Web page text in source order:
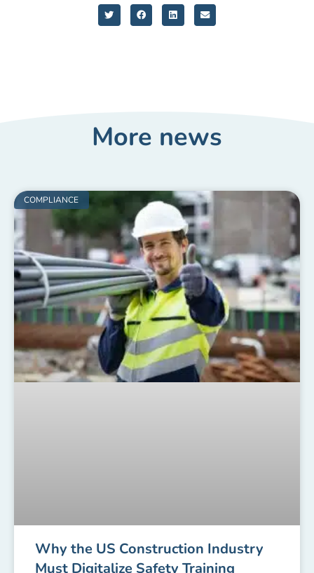
More news
COMPLIANCE
Why the US Construction Industry
Must Digitalize Safety Training